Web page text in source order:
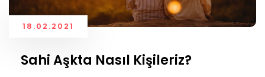
18.02.2021
Sahi Aşkta Nasıl Kişileriz?